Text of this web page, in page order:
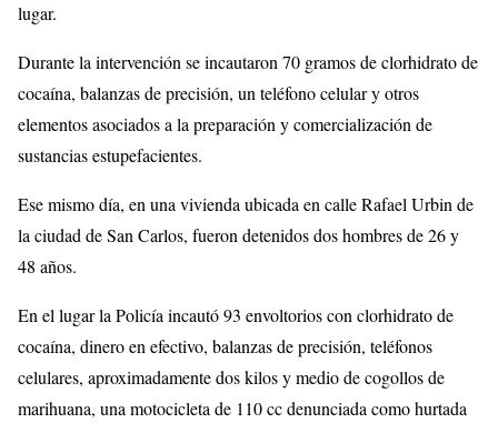
lugar.
Durante la intervención se incautaron 70 gramos de clorhidrato de
cocaína, balanzas de precisión, un teléfono celular y otros
elementos asociados a la preparación y comercialización de
sustancias estupefacientes.
Ese mismo día, en una vivienda ubicada en calle Rafael Urbin de
la ciudad de San Carlos, fueron detenidos dos hombres de 26 y
48 años.
En el lugar la Policía incautó 93 envoltorios con clorhidrato de
cocaína, dinero en efectivo, balanzas de precisión, teléfonos
celulares, aproximadamente dos kilos y medio de cogollos de
marihuana, una motocicleta de 110 cc denunciada como hurtada